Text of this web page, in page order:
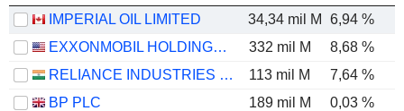
IMPERIAL OIL LIMITED 34,34 mil M 6,94 %
EXXONMOBIL HOLDINGS CORPORATION
332 mil M 8,68 %
RELIANCE INDUSTRIES LTD
113 mil M 7,64 %
BP PLC
189 mil M 0,03 %